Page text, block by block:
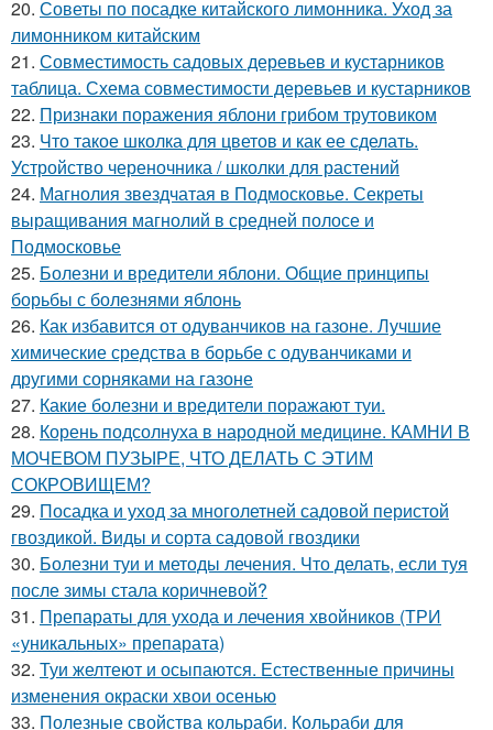
20. Советы по посадке китайского лимонника. Уход за
лимонником китайским
21. Совместимость садовых деревьев и кустарников
таблица. Схема совместимости деревьев и кустарников
22. Признаки поражения яблони грибом трутовиком
23. Что такое школка для цветов и как ее сделать.
Устройство череночника / школки для растений
24. Магнолия звездчатая в Подмосковье. Секреты
выращивания магнолий в средней полосе и
Подмосковье
25. Болезни и вредители яблони. Общие принципы
борьбы с болезнями яблонь
26. Как избавится от одуванчиков на газоне. Лучшие
химические средства в борьбе с одуванчиками и
другими сорняками на газоне
27. Какие болезни и вредители поражают туи.
28. Корень подсолнуха в народной медицине. КАМНИ В
МОЧЕВОМ ПУЗЫРЕ, ЧТО ДЕЛАТЬ С ЭТИМ
СОКРОВИЩЕМ?
29. Посадка и уход за многолетней садовой перистой
гвоздикой. Виды и сорта садовой гвоздики
30. Болезни туи и методы лечения. Что делать, если туя
после зимы стала коричневой?
31. Препараты для ухода и лечения хвойников (ТРИ
«уникальных» препарата)
32. Туи желтеют и осыпаются. Естественные причины
изменения окраски хвои осенью
33. Полезные свойства кольраби. Кольраби для